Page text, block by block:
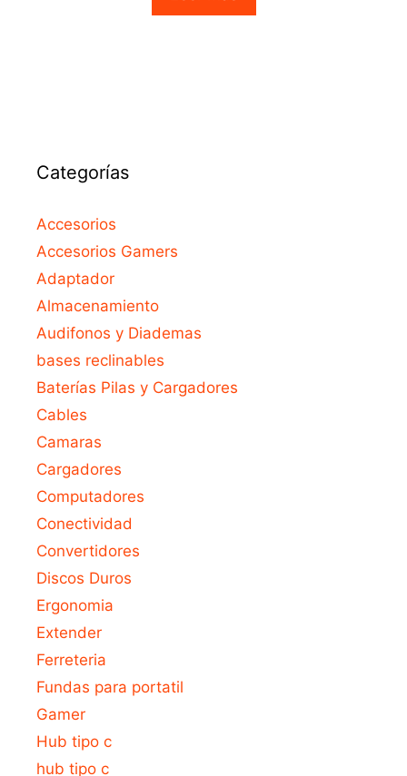
Categorías
Accesorios
Accesorios Gamers
Adaptador
Almacenamiento
Audifonos y Diademas
bases reclinables
Baterías Pilas y Cargadores
Cables
Camaras
Cargadores
Computadores
Conectividad
Convertidores
Discos Duros
Ergonomia
Extender
Ferreteria
Fundas para portatil
Gamer
Hub tipo c
hub tipo c